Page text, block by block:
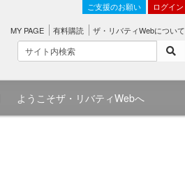
ご支援のお願い ログイン
MY PAGE 有料購読 ザ・リバティWebについて
ようこそザ・リバティWebへ